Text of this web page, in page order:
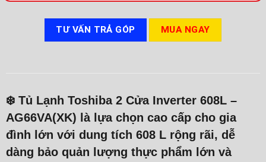
TƯ VẤN TRẢ GÓP MUA NGAY
❄️ Tủ Lạnh Toshiba 2 Cửa Inverter 608L –
AG66VA(XK) là lựa chọn cao cấp cho gia
đình lớn với dung tích 608 L rộng rãi, dễ
dàng bảo quản lượng thực phẩm lớn và